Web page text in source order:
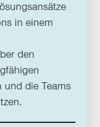
in einem
den
und die Teams